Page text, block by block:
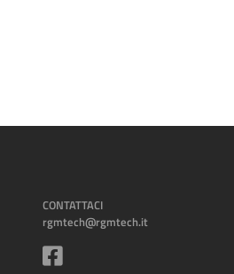
CONTATTACI
rgmtech@rgmtech.it